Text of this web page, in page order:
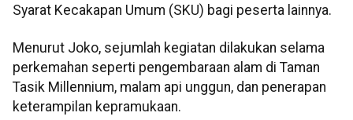
Syarat Kecakapan Umum (SKU) bagi peserta lainnya.
Menurut Joko, sejumlah kegiatan dilakukan selama
perkemahan seperti pengembaraan alam di Taman
Tasik Millennium, malam api unggun, dan penerapan
keterampilan kepramukaan.